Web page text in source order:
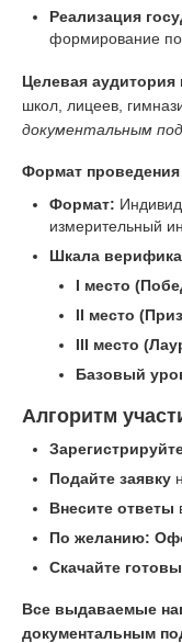
Реализация
формирование
Целевая аудитория
школ, лицеев,
документальным
Формат
Формат:
измерительный
Шкала
I место
II место
III место
Базовый
Алгоритм
Подайте заявку
Внесите ответы
По желанию:
Скачайте
Все выдаваемые
документальным